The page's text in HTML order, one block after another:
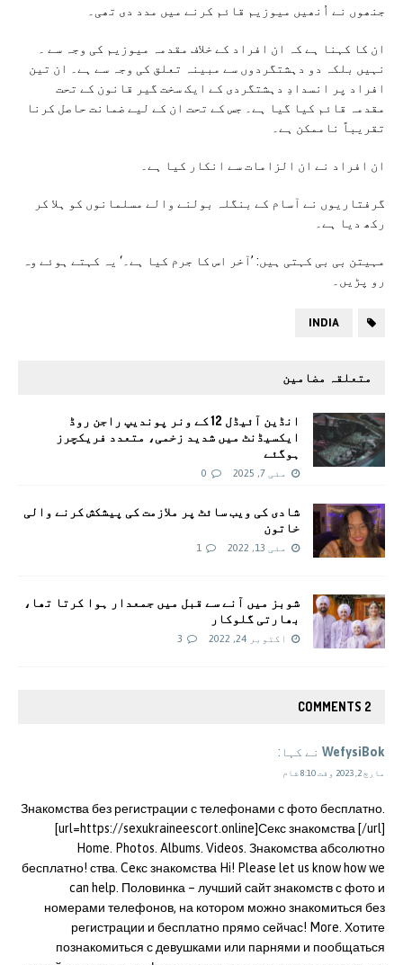
جنھوں نے اُنھیں میوزیم قائم کرنے میں مدد دی تھی۔
ان کا کہنا ہے کہ ان افراد کے خلاف مقدمہ میوزیم کی وجہ سے ۔
نہیں بلکہ دو دہشتگردوں سے مبینہ تعلق کی وجہ سے ہے۔ ان تین
افراد پر انسدادِ دہشتگردی کے ایک سخت گیر قانون کے تحت
مقدمہ قائم کیا گیا ہے۔ جس کے تحت ان کے لیے ضمانت حاصل کرنا
تقریباً ناممکن ہے۔
ان افراد نے ان الزامات سے انکار کیا ہے۔
گرفتاریوں نے آسام کے بنگلہ بولنے والے مسلمانوں کو ہلا کر
رکھ دیا ہے۔
مہیتن بی بی کہتی ہیں: ’آخر اس کا جرم کیا ہے۔‘ یہ کہتے ہوئے وہ
رو پڑیں۔
INDIA
متعلقہ مضامین
انڈین آئیڈل 12 کے ونر پوندیپ راجن روڈ
ایکسیڈنٹ میں شدید زخمی، متعدد فریکچرز
ہوگئے
مئی 7, 2025 0
شادی کی ویب سائٹ پر ملازمت کی پیشکش کرنے والی
خاتون
مئی 13, 2022 1
شوبز میں آنے سے قبل میں جمعدار ہوا کرتا تھا،
بھارتی گلوکار
اکتوبر 24, 2022 3
2 COMMENTS
WefysiBok نے کہا:
مارچ 2, 2023 وقت 8:10 شام
Знакомства без регистрации с телефонами с фото бесплатно.
[url=https://sexukraineescort.online]Секс знакомства [/url]
Home. Photos. Albums. Videos. Знакомства абсолютно
бесплатно! ства. Ceкс знакомства Hi! Please let us know how we
can help. Половинка – лучший сайт знакомств с фото и
номерами телефонов, на котором можно знакомиться без
регистрации и бесплатно прямо сейчас! More. Хотите
познакомиться с девушками или парнями и пообщаться